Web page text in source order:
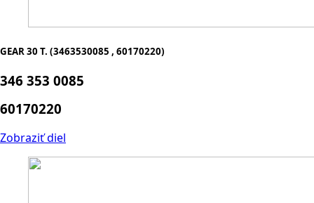
GEAR 30 T. (3463530085 , 60170220)
346 353 0085
60170220
Zobraziť diel